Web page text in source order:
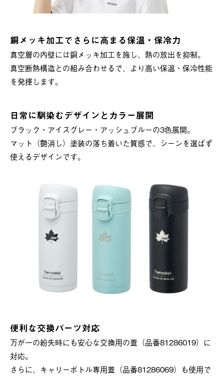
銅メッキ加工でさらに高まる保温・保冷力
真空層の内壁には銅メッキ加工を施し、熱の放出を抑制。
真空断熱構造との組み合わせるで、より高い保温・保冷性能
を発揮します。
日常に馴染むデザインとカラー展開
ブラック・アイスグレー・アッシュブルーの3色展開。
マット（艶消し）塗装の落ち着いた質感で、シーンを選ばず
使えるデザインです。
便利な交換パーツ対応
万が一の紛失時にも安心な交換用の蓋（品番81286019）に
対応。
さらに、キャリーボトル専用蓋（品番81286069）も使用で